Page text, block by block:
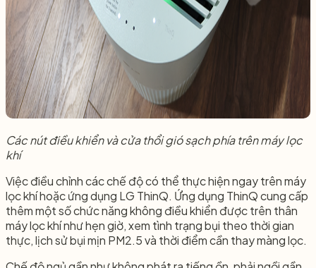
Các nút điều khiển và cửa thổi gió sạch phía trên máy lọc
khí
Việc điều chỉnh các chế độ có thể thực hiện ngay trên máy
lọc khí hoặc ứng dụng LG ThinQ. Ứng dụng ThinQ cung cấp
thêm một số chức năng không điều khiển được trên thân
máy lọc khí như hẹn giờ, xem tình trạng bụi theo thời gian
thực, lịch sử bụi mịn PM2.5 và thời điểm cần thay màng lọc.